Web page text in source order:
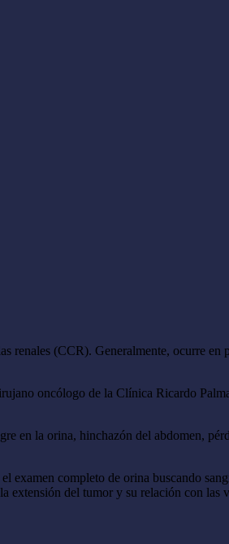
(CCR). Generalmente, ocurre en
oncólogo de la Clínica Ricardo
en la orina, hinchazón del abdomen,
examen completo de orina buscando
del tumor y su relación con las